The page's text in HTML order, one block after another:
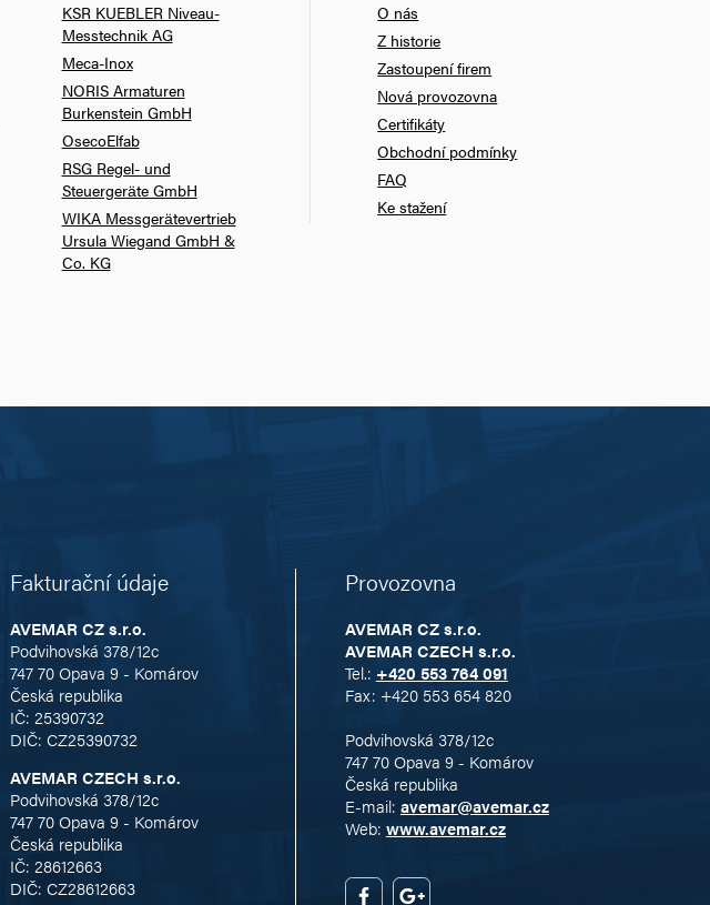
KSR KUEBLER Niveau-
Messtechnik AG
Meca-Inox
NORIS Armaturen
Burkenstein GmbH
OsecoElfab
RSG Regel- und
Steuergeräte GmbH
WIKA Messgerätevertrieb
Ursula Wiegand GmbH &
Co. KG
O nás
Z historie
Zastoupení firem
Nová provozovna
Certifikáty
Obchodní podmínky
FAQ
Ke stažení
Fakturační údaje
AVEMAR CZ s.r.o.
Podvihovská 378/12c
747 70 Opava 9 - Komárov
Česká republika
IČ: 25390732
DIČ: CZ25390732
AVEMAR CZECH s.r.o.
Podvihovská 378/12c
747 70 Opava 9 - Komárov
Česká republika
IČ: 28612663
DIČ: CZ28612663
Provozovna
AVEMAR CZ s.r.o.
AVEMAR CZECH s.r.o.
Tel.: +420 553 764 091
Fax: +420 553 654 820
Podvihovská 378/12c
747 70 Opava 9 - Komárov
Česká republika
E-mail: avemar@avemar.cz
Web: www.avemar.cz